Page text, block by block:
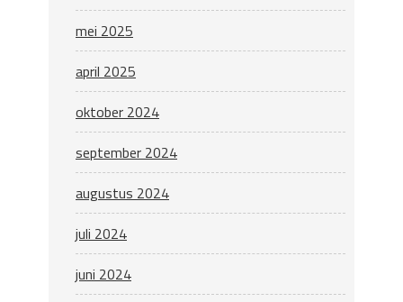
mei 2025
april 2025
oktober 2024
september 2024
augustus 2024
juli 2024
juni 2024